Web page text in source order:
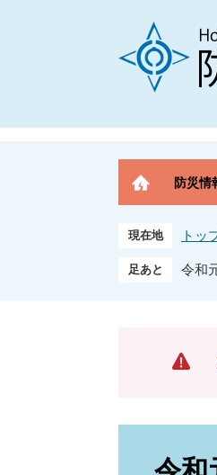
で
ば
防災情
現在地 トッ
令和